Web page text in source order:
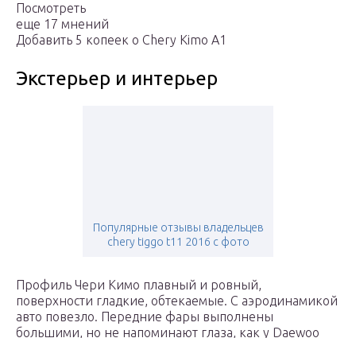
Посмотреть
еще 17 мнений
Добавить 5 копеек о Chery Kimo A1
Экстерьер и интерьер
Популярные отзывы владельцев
chery tiggo t11 2016 с фото
Профиль Чери Кимо плавный и ровный,
поверхности гладкие, обтекаемые. С аэродинамикой
авто повезло. Передние фары выполнены
большими, но не напоминают глаза, как у Daewoo